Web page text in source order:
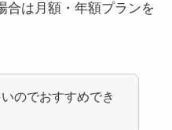
合は月額・年額プランを
のでおすすめでき